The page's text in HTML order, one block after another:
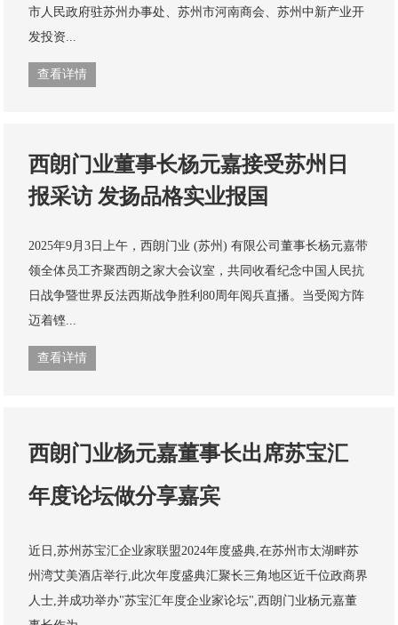
市人民政府驻苏州办事处、苏州市河南商会、苏州中新产业开
发投资...
查看详情
西朗门业董事长杨元嘉接受苏州日
报采访 发扬品格实业报国
2025年9月3日上午，西朗门业 (苏州) 有限公司董事长杨元嘉带
领全体员工齐聚西朗之家大会议室，共同收看纪念中国人民抗
日战争暨世界反法西斯战争胜利80周年阅兵直播。当受阅方阵
迈着铿...
查看详情
西朗门业杨元嘉董事长出席苏宝汇
年度论坛做分享嘉宾
近日,苏州苏宝汇企业家联盟2024年度盛典,在苏州市太湖畔苏
州湾艾美酒店举行,此次年度盛典汇聚长三角地区近千位政商界
人士,并成功举办"苏宝汇年度企业家论坛",西朗门业杨元嘉董